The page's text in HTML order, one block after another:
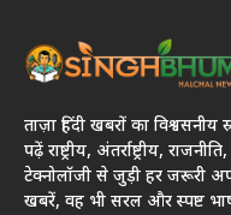
ताज़ा हिंदी खबरों का
पढ़ें राष्ट्रीय, अंतर्राष्ट्रीय,
टेक्नोलॉजी से जुड़ी हर जरूरी
खबरें, वह भी सरल और स्पष्ट